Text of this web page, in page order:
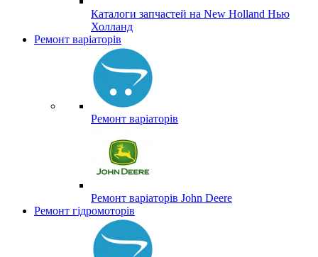
Каталоги запчастей на New Holland Нью
Холланд
Ремонт варіаторів
Ремонт варіаторів
Ремонт варіаторів John Deere
Ремонт гідромоторів